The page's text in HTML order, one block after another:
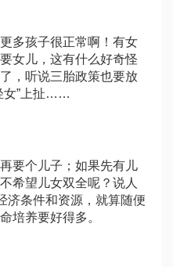
多孩子很正常啊！有女
女儿，这有什么好奇怪
，听说三胎政策也要放
女”上扯……
要个儿子；如果先有儿
希望儿女双全呢？说人
济条件和资源，就算随便
培养要好得多。